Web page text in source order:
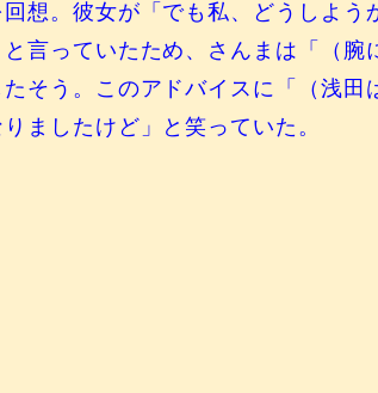
。彼女が「でも私、どうしよう
言っていたため、さんまは「（腕
そう。このアドバイスに「（浅田
ましたけど」と笑っていた。